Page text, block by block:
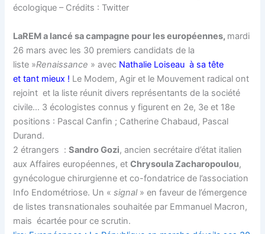
écologique – Crédits : Twitter
LaREM a lancé sa campagne pour les européennes, mardi
26 mars avec les 30 premiers candidats de la
liste »Renaissance » avec Nathalie Loiseau à sa tête
et tant mieux ! Le Modem, Agir et le Mouvement radical ont
rejoint et la liste réunit divers représentants de la société
civile… 3 écologistes connus y figurent en 2e, 3e et 18e
positions : Pascal Canfin ; Catherine Chabaud, Pascal
Durand.
2 étrangers :Sandro Gozi, ancien secrétaire d’état italien
aux Affaires européennes, etChrysoula Zacharopoulou,
gynécologue chirurgienne et co-fondatrice de l’association
Info Endométriose. Un «signal» en faveur de l’émergence
de listes transnationales souhaitée par Emmanuel Macron,
mais écartée pour ce scrutin.